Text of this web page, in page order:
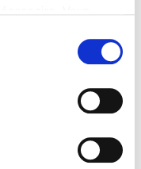
richting op zak,
soortgelijke richting,
het Frans is een